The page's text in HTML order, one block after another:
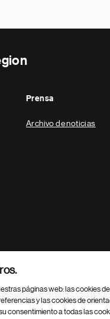
Prensa
Archivo de noticias
páginas web: las cookies
y las cookies de
consentimiento a todas las